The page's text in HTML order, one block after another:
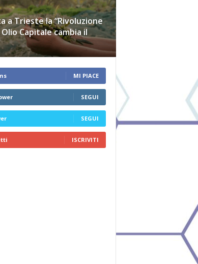
a Trieste la “Rivoluzione
Capitale cambia il
MI PIACE
SEGUI
SEGUI
ISCRIVITI